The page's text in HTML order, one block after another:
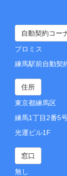
自動契約コー
プロミス
練馬駅前自動契
住所
東京都練馬区
練馬1丁目2番5
光運ビル1F
窓口
無し